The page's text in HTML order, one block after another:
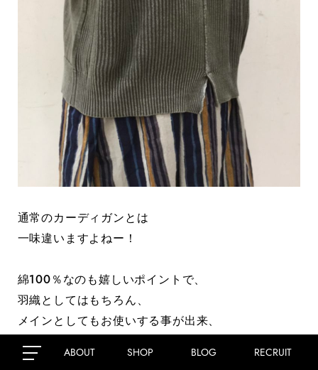
ABOUT SHOP BLOG RECRUIT
通常のカーディガンとは
一味違いますよねー！
綿100％なのも嬉しいポイントで、
羽織としてはもちろん、
メインとしてもお使いする事が出来、